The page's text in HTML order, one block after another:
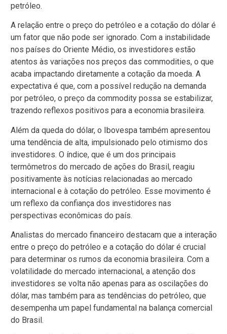
petróleo.
A relação entre o preço do petróleo e a cotação do dólar é
um fator que não pode ser ignorado. Com a instabilidade
nos países do Oriente Médio, os investidores estão
atentos às variações nos preços das commodities, o que
acaba impactando diretamente a cotação da moeda. A
expectativa é que, com a possível redução na demanda
por petróleo, o preço da commodity possa se estabilizar,
trazendo reflexos positivos para a economia brasileira.
Além da queda do dólar, o Ibovespa também apresentou
uma tendência de alta, impulsionado pelo otimismo dos
investidores. O índice, que é um dos principais
termômetros do mercado de ações do Brasil, reagiu
positivamente às notícias relacionadas ao mercado
internacional e à cotação do petróleo. Esse movimento é
um reflexo da confiança dos investidores nas
perspectivas econômicas do país.
Analistas do mercado financeiro destacam que a interação
entre o preço do petróleo e a cotação do dólar é crucial
para determinar os rumos da economia brasileira. Com a
volatilidade do mercado internacional, a atenção dos
investidores se volta não apenas para as oscilações do
dólar, mas também para as tendências do petróleo, que
desempenha um papel fundamental na balança comercial
do Brasil.